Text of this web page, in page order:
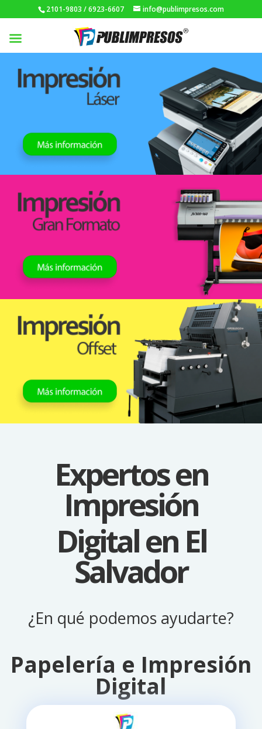
2101-9803 / 6923-6607 info@publimpresos.com
Expertos en
Impresión
Digital en El
Salvador
¿En qué podemos ayudarte?
Papelería e Impresión
Digital